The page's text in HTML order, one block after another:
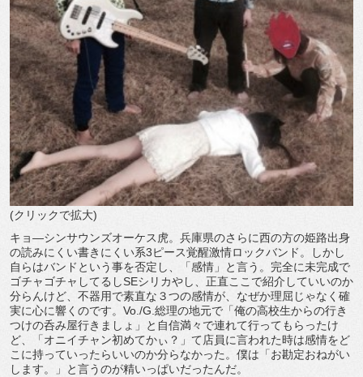
(クリックで拡大)
キョ—シンサウンズオーケス虎。兵庫県のさらに西の方の姫路出身
の読みにくい書きにくい系3ピース覚醒激情ロックバンド。しかし
自らはバンドという事を否定し、「感情」と言う。完全に未完成で
ゴチャゴチャしてるしSEシリカやし、正直ここで紹介していいのか
分らんけど、不器用で素直な３つの感情が、なぜか理屈じゃなく確
実に心に響くのです。Vo./G.総理の地元で「俺の高校生からの行き
つけの呑み屋行きましょ」と自信満々で連れて行ってもらったけ
ど、「オニイチャン初めてかぃ？」て店員に言われた時は感情をど
こに持っていったらいいのか分らなかった。僕は「お勘定おねがい
します。」と言うのが精いっぱいだったんだ。